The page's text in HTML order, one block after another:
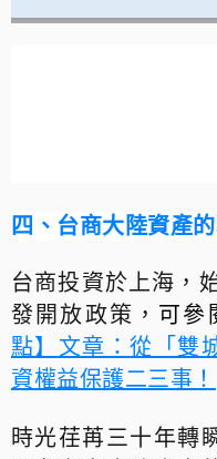
四、台商大陸資產
台商投資於上海，
發開放政策， 可參
點】文章：從「雙
資權益保護二三事！
時光荏苒三十年轉